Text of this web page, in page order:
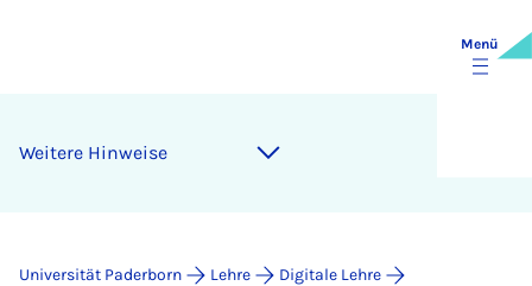
Menü
Wei­te­re Hin­wei­se
Universität Paderborn Lehre
Digitale Lehre